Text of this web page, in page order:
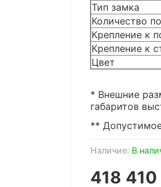
Наличие: В
418
Тип замка
Количество
Крепление к
Крепление к
Цвет
* Внешние
габаритов
**